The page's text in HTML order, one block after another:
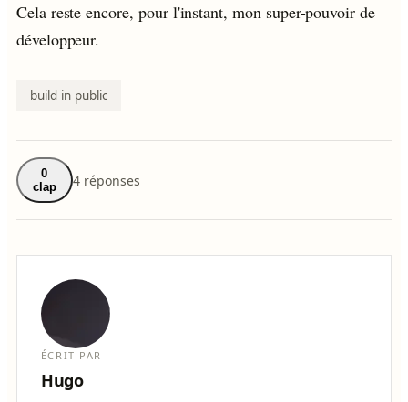
Cela reste encore, pour l'instant, mon super-pouvoir de
développeur.
build in public
0
clap
4 réponses
ÉCRIT PAR
Hugo